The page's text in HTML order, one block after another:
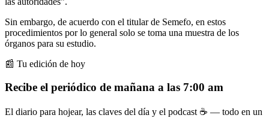
Sin embargo, de acuerdo con el titular de Semefo, en estos
procedimientos por lo general solo se toma una muestra de los
órganos para su estudio.
📰 Tu edición de hoy
Recibe el periódico de mañana a las 7:00 am
El diario para hojear, las claves del día y el podcast ☕ — todo en un